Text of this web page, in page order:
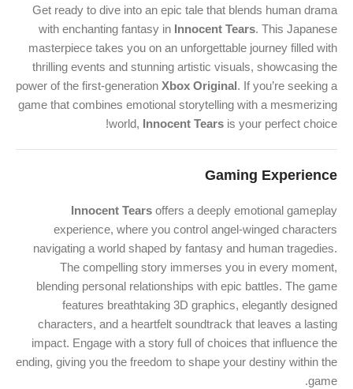
Get ready to dive into an epic tale that blends human drama
with enchanting fantasy in Innocent Tears. This Japanese
masterpiece takes you on an unforgettable journey filled with
thrilling events and stunning artistic visuals, showcasing the
power of the first-generation Xbox Original. If you’re seeking a
game that combines emotional storytelling with a mesmerizing
world, Innocent Tears is your perfect choice!
Gaming Experience
Innocent Tears offers a deeply emotional gameplay
experience, where you control angel-winged characters
navigating a world shaped by fantasy and human tragedies.
The compelling story immerses you in every moment,
blending personal relationships with epic battles. The game
features breathtaking 3D graphics, elegantly designed
characters, and a heartfelt soundtrack that leaves a lasting
impact. Engage with a story full of choices that influence the
ending, giving you the freedom to shape your destiny within the
game.